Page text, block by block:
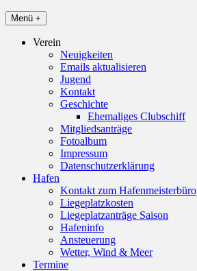
Menü +
Verein
Neuigkeiten
Emails aktualisieren
Jugend
Kontakt
Geschichte
Ehemaliges Clubschiff
Mitgliedsanträge
Fotoalbum
Impressum
Datenschutzerklärung
Hafen
Kontakt zum Hafenmeisterbüro
Liegeplatzkosten
Liegeplatzanträge Saison
Hafeninfo
Ansteuerung
Wetter, Wind & Meer
Termine